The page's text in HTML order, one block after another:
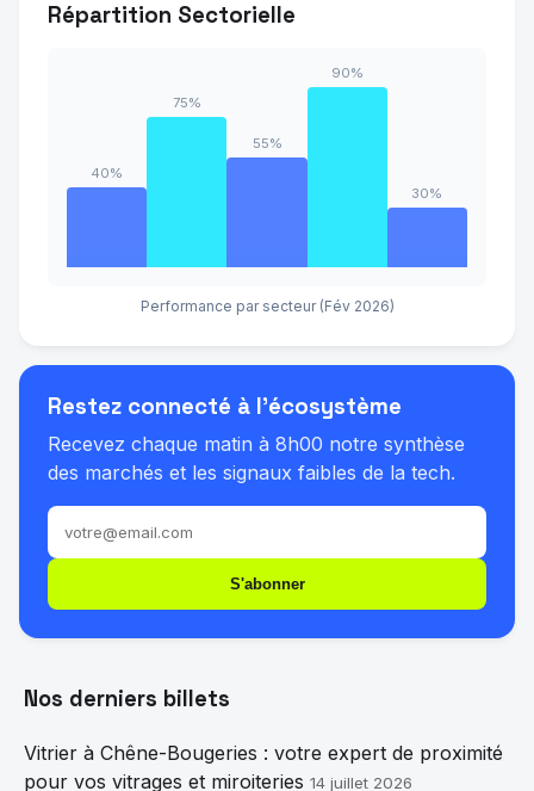
Répartition Sectorielle
Performance par secteur (Fév 2026)
Restez connecté à l'écosystème
Recevez chaque matin à 8h00 notre synthèse
des marchés et les signaux faibles de la tech.
S'abonner
Nos derniers billets
Vitrier à Chêne-Bougeries : votre expert de proximité
pour vos vitrages et miroiteries 14 juillet 2026